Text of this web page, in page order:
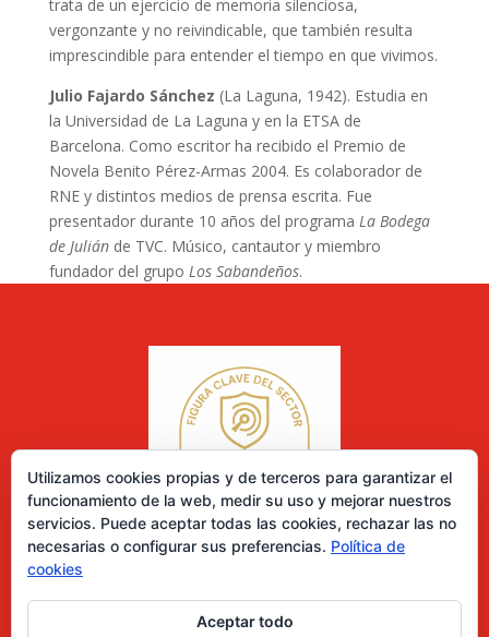
trata de un ejercicio de memoria silenciosa,
vergonzante y no reivindicable, que también resulta
imprescindible para entender el tiempo en que vivimos.
Julio Fajardo Sánchez (La Laguna, 1942). Estudia en
la Universidad de La Laguna y en la ETSA de
Barcelona. Como escritor ha recibido el Premio de
Novela Benito Pérez-Armas 2004. Es colaborador de
RNE y distintos medios de prensa escrita. Fue
presentador durante 10 años del programa La Bodega
de Juliánde TVC. Músico, cantautor y miembro
fundador del grupo Los Sabandeños.
0 elementos
Utilizamos cookies propias y de terceros para garantizar el
funcionamiento de la web, medir su uso y mejorar nuestros
servicios. Puede aceptar todas las cookies, rechazar las no
necesarias o configurar sus preferencias. Política de
cookies
Aceptar todo